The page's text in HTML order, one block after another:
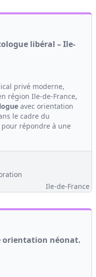
libéral – Ile-
privé moderne,
région Ile-de-France,
avec orientation
le cadre du
répondre à une
Ile-de-France
orientation néonat.